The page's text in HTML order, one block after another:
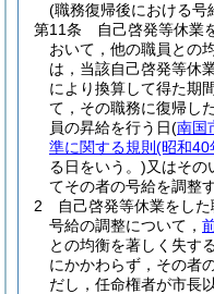
(職務復帰後における号
第11条
自己啓発等休業
おいて，他の職員との
は，当該自己啓発等休
により換算して得た期
て，その職務に復帰し
員の昇給を行う日(南国
準に関する規則 (昭和40
る日をいう。)又はその
てその者の号給を調整
2
自己啓発等休業をし
号給の調整について，
との均衡を著しく失す
にかかわらず，その者
だし，任命権者が市長